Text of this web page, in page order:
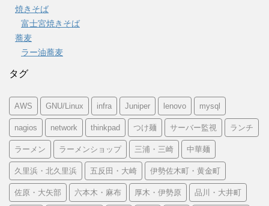
焼きそば
富士宮焼きそば
蕎麦
ラー油蕎麦
タグ
AWS GNU/Linux infra Juniper lenovo mysql
nagios network thinkpad つけ麺 サーバー監視 ランチ
ラーメン ラーメンショップ 三浦・三崎 中華麺
久里浜・北久里浜 五反田・大崎 伊勢佐木町・黄金町
佐原・大矢部 六本木・麻布 厚木・伊勢原 品川・大井町